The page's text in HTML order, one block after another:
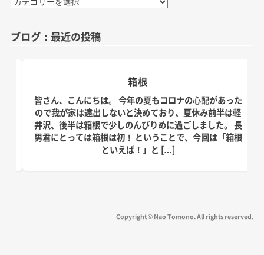
リ
ブログ：最近の投稿
箱根
皆さん、こんにちは。 今年の夏もコロナの心配があった
ので我が家は遠出しないと決めており、夏休み前半は軽
井沢、後半は箱根で少しのんびりめに過ごしました。 長
男君にとっては箱根は初！ ということで、今回は「箱根
といえば！」と […]
Copyright © Nao Tomono. All rights reserved.